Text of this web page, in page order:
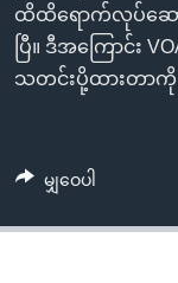
ရန်
နေရာ
သို့
ထိထိရောက်လုပ်ဆော
ပြီ။ ဒီအကြောင်း
သတင်းပို့ထားတာကို ကို
မျှဝေပါ